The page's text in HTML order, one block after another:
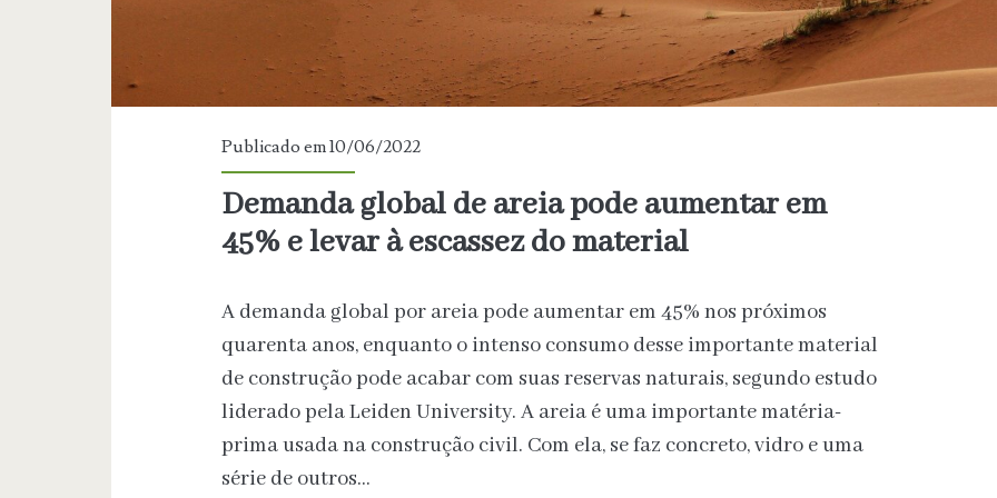
Posts
Publicado em 10/06/2022
Demanda global de areia pode aumentar em
45% e levar à escassez do material
A demanda global por areia pode aumentar em 45% nos próximos
quarenta anos, enquanto o intenso consumo desse importante material
de construção pode acabar com suas reservas naturais, segundo estudo
liderado pela Leiden University. A areia é uma importante matéria-
prima usada na construção civil. Com ela, se faz concreto, vidro e uma
série de outros…